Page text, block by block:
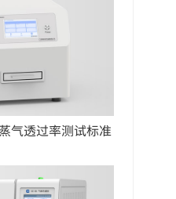
气透过率测试标准
指南